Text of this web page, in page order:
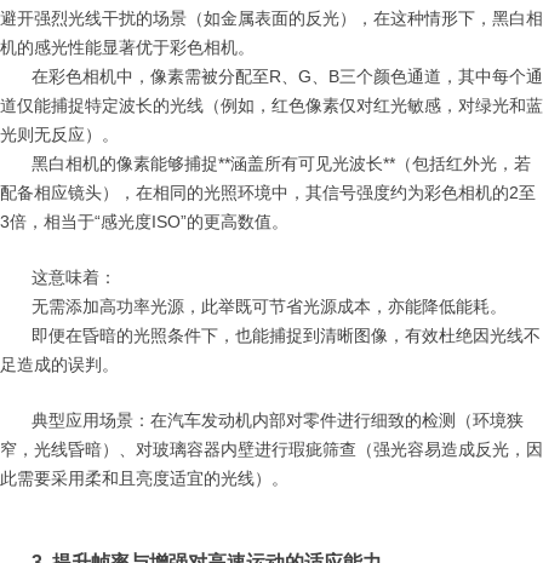
避开强烈光线干扰的场景（如金属表面的反光），在这种情形下，黑白相
机的感光性能显著优于彩色相机。
在彩色相机中，像素需被分配至R、G、B三个颜色通道，其中每个通
道仅能捕捉特定波长的光线（例如，红色像素仅对红光敏感，对绿光和蓝
光则无反应）。
黑白相机的像素能够捕捉**涵盖所有可见光波长**（包括红外光，若
配备相应镜头），在相同的光照环境中，其信号强度约为彩色相机的2至
3倍，相当于“感光度ISO”的更高数值。
这意味着：
无需添加高功率光源，此举既可节省光源成本，亦能降低能耗。
即便在昏暗的光照条件下，也能捕捉到清晰图像，有效杜绝因光线不
足造成的误判。
典型应用场景：在汽车发动机内部对零件进行细致的检测（环境狭
窄，光线昏暗）、对玻璃容器内壁进行瑕疵筛查（强光容易造成反光，因
此需要采用柔和且亮度适宜的光线）。